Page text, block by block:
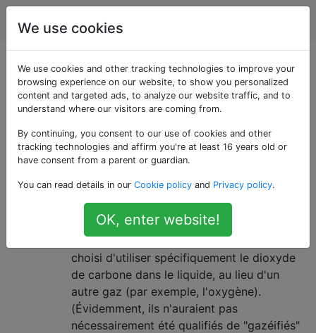
Cuisine
Questions marquées
«drinks»
9
Pourquoi les gens ont-ils
commencé à utiliser du CO2 (au
lieu d'oxygène, par exemple) pour
les boissons gazeuses?
Je suis curieux de savoir pourquoi ceux qui
ont inventé les boissons gazeuses ont
choisi d'utiliser spécifiquement le dioxyde
de carbone dans le liquide, au lieu d'un
autre gaz (par exemple, l'oxygène).
(Évidemment, ils n'auraient pas
nécessairement été qualifiés de "gazéifiés"
We use cookies
We use cookies and other tracking technologies to improve your
browsing experience on our website, to show you personalized
content and targeted ads, to analyze our website traffic, and to
understand where our visitors are coming from.
By continuing, you consent to our use of cookies and other
tracking technologies and affirm you're at least 16 years old or
have consent from a parent or guardian.
You can read details in our Cookie policy and Privacy policy.
OK, enter website!